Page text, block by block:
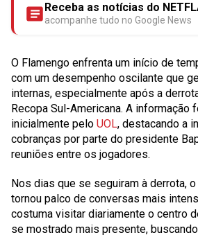
Receba as notícias do
acompanhe tudo no Google News
O Flamengo enfrenta um início de
com um desempenho oscilante que
internas, especialmente após a
Recopa Sul-Americana. A informação
inicialmente pelo UOL, destacando a
cobranças por parte do presidente
reuniões entre os jogadores.
Nos dias que se seguiram à derrota,
tornou palco de conversas mais
costuma visitar diariamente o centro
se mostrado mais presente,